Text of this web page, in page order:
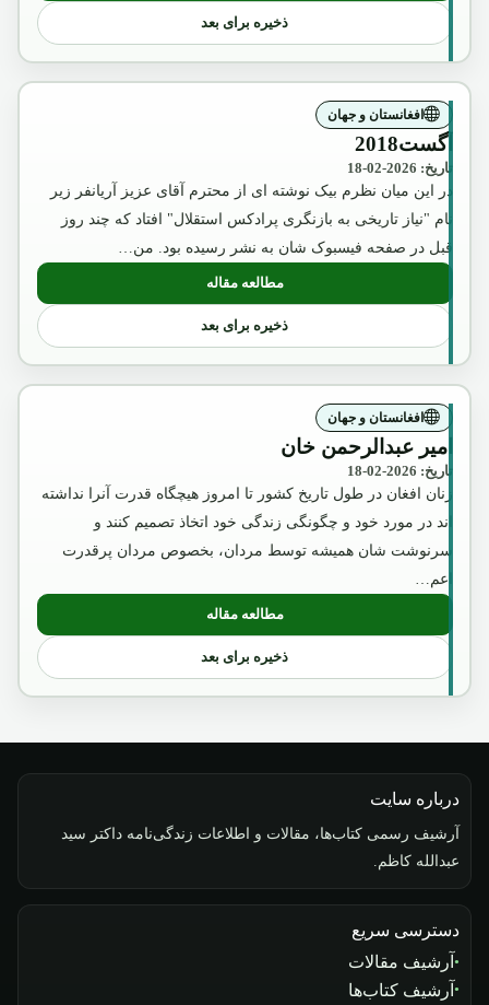
ذخیره برای بعد
افغانستان و جهان
آگست2018
تاریخ: 2026-02-18
در این میان نظرم بیک نوشته ای از محترم آقای عزیز آریانفر زیر
نام "نیاز تاریخی به بازنگری پرادکس استقلال" افتاد که چند روز
قبل در صفحه فیسبوک شان به نشر رسیده بود. من…
مطالعه مقاله
: آگست2018
ذخیره برای بعد
افغانستان و جهان
امیر عبدالرحمن خان
تاریخ: 2026-02-18
زنان افغان در طول تاریخ کشور تا امروز هیچگاه قدرت آنرا نداشته
اند در مورد خود و چگونگی زندگی خود اتخاذ تصمیم کنند و
سرنوشت شان همیشه توسط مردان، بخصوص مردان پرقدرت
اعم…
مطالعه مقاله: امیر عبدالرحمن خان
ذخیره برای بعد
درباره سایت
آرشیف رسمی کتاب‌ها، مقالات و اطلاعات زندگی‌نامه داکتر سید
عبدالله کاظم.
دسترسی سریع
آرشیف مقالات
آرشیف کتاب‌ها